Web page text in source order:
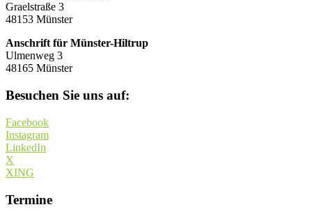
Graelstraße 3
48153 Münster
Anschrift für Münster-Hiltrup
Ulmenweg 3
48165 Münster
Besuchen Sie uns auf:
Facebook
Instagram
LinkedIn
X
XING
Termine